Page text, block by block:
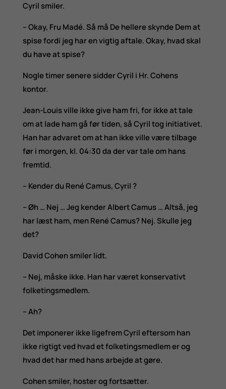
Cyril smiler.
– Okay, Fru Madé. Så må De hellere skynde Dem at
spise fordi jeg har en vigtig aftale. Okay, hvad skal
du have at spise?
Nogle timer senere sidder Cyril i Hr. Cohens
kontor.
Jean-Louis ville ikke give ham fri, for ikke at tale
om at lade ham gå før tiden, så Cyril tog initiativet.
Han har advaret om at han ikke ville være tilbage
før i morgen, kl. 04:30 da der var tale om hans
fremtid.
– Kender du René Camus, Cyril ?
– Øh … Nej … Jeg kender Albert Camus … Altså, jeg
har læst ham, men René Camus? Nej. Skulle jeg
det?
David Cohen smiler lidt.
– Nej, måske ikke. Han har været konservativt
folketingsmedlem.
– Ah?
Det imponerer ikke ligefrem Cyril eftersom han
ikke rigtigt ved hvad et folketingsmedlem er og
hvad det har med hans arbejde at gøre.
Cohen smiler, hoster og fortsætter.